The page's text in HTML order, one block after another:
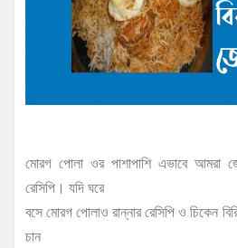
মোরগ পোলা ওর পাশাপাশি এভাবে আমরা
রেসিপি। যদি ঘরে
বসে মোরগ পোলাও রান্নার রেসিপি ও চিকেন
চান